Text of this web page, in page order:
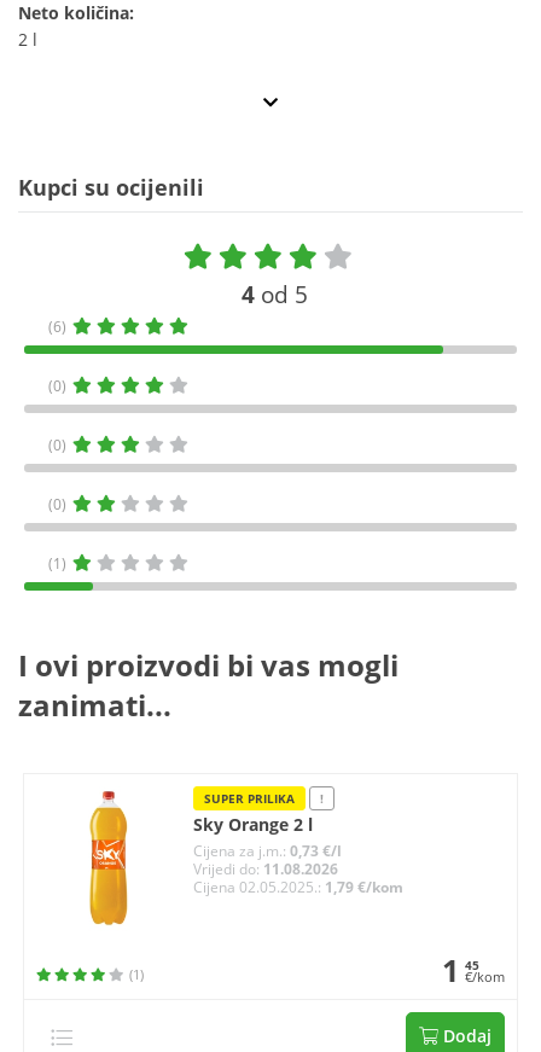
Neto količina:
2 l
Kupci su ocijenili
4 od 5
(6)
(0)
(0)
(0)
(1)
I ovi proizvodi bi vas mogli
zanimati...
SUPER PRILIKA !
Sky Orange 2 l
Cijena za j.m.:0,73 €/l
Vrijedi do: 11.08.2026
Cijena 02.05.2025.: 1,79 €/kom
(1) 1 45
€/kom
Dodaj